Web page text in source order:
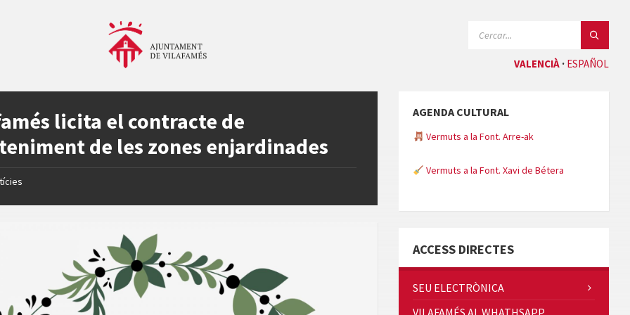
VALENCIÀ ESPAÑOL
licita el contracte de
de les zones enjardinades
AGENDA CULTURAL
Vermuts a la Font. Arre-ak
Vermuts a la Font. Xavi de Bétera
ACCESS DIRECTES
SEU ELECTRÒNICA